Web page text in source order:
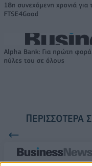
18η συνεχόμενη χρονιά για
FTSE4Good
Alpha Bank: Για πρώτη φορά
πύλες του σε όλους
ΠΕΡΙΣΣΌΤΕΡΑ